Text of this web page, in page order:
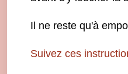
Il ne reste qu'à
Suivez ces